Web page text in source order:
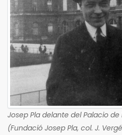
Josep Pla delante del Palacio de
(Fundació Josep Pla, col. J.